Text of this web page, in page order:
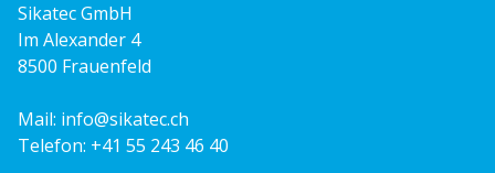
Sikatec GmbH
Im Alexander 4
8500 Frauenfeld
Mail: info@sikatec.ch
Telefon: +41 55 243 46 40